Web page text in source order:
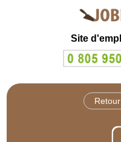
Site